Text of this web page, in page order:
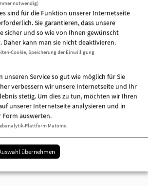
jedoch deutlich: das Schlusslicht
ist der Landkreis Dahme-
lediglich 7,3 Prozent an Vätern, die
uns, die Väter und die Arbeitgeber
zu nehmen. Kein Vater sollte
seinen Arbeitsplatz auf die
der Erziehung gegenüber seinem
den ersten Lebensmonaten
nicht selbstverständlich die
zu nehmen, die Gesellschaft
tätig werden.
notwendig)
sind für die Funktion unserer Internetseite
Sie garantieren, dass unsere
sicher und so wie von Ihnen gewünscht
kann man sie nicht deaktivieren.
Cookie, Speicherung der Einwilligung
unseren Service so gut wie möglich für Sie
verbessern wir unsere Internetseite und Ihr
stetig. Um dies zu tun, möchten wir Ihren
unserer Internetseite analysieren und in
Form auswerten.
Plattform Matomo
übernehmen